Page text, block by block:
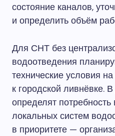
состояние каналов,
и определить объём
Для СНТ без
водоотведения
технические условия
к городской ливнёвке.
определят потребность
локальных систем
в приоритете —